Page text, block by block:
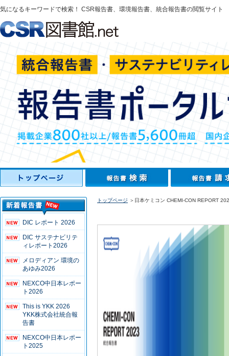
気になるキーワードで検索！ CSR報告書、環境報告書、統合報告書の閲覧サイト
DIC レポート 2026
DIC サステナビリテ
ィレポート2026
メロディアン 環境の
あゆみ2026
NEXCO中日本レポー
ト2026
This is YKK 2026
YKK株式会社統合報
告書
NEXCO中日本レポー
ト2025
トップページ ＞日本ケミコン CHEMI-CON REPORT